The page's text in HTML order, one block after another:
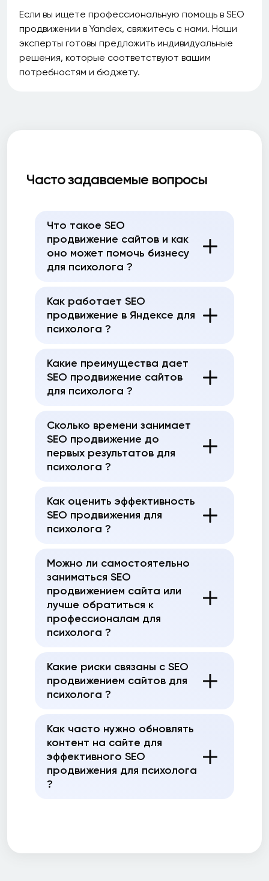
Если вы ищете профессиональную помощь в SEO
продвижении в Yandex, свяжитесь с нами. Наши
эксперты готовы предложить индивидуальные
решения, которые соответствуют вашим
потребностям и бюджету.
Часто задаваемые вопросы
Что такое SEO
продвижение сайтов и как
оно может помочь бизнесу
для психолога ?
Как работает SEO
продвижение в Яндексе для
психолога ?
Какие преимущества дает
SEO продвижение сайтов
для психолога ?
Сколько времени занимает
SEO продвижение до
первых результатов для
психолога ?
Как оценить эффективность
SEO продвижения для
психолога ?
Можно ли самостоятельно
заниматься SEO
продвижением сайта или
лучше обратиться к
профессионалам для
психолога ?
Какие риски связаны с SEO
продвижением сайтов для
психолога ?
Как часто нужно обновлять
контент на сайте для
эффективного SEO
продвижения для психолога
?